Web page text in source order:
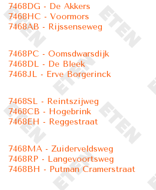
7468DG - De Akkers
7468HC - Voormors
7468AB - Rijssenseweg
7468PC - Oomsdwarsdijk
7468DL - De Bleek
7468JL - Erve Borgerinck
7468SL - Reintszijweg
7468CB - Hogebrink
7468EH - Reggestraat
7468MA - Zuiderveldsweg
7468RP - Langevoortsweg
7468BH - Putman Cramerstraat